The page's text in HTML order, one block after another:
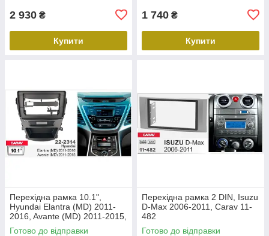
2 930 ₴
Купити
1 740 ₴
Купити
Перехідна рамка 10.1",
Hyundai Elantra (MD) 2011-
2016, Avante (MD) 2011-2015,
Carav 22-2314
Готово до відправки
Перехідна рамка 2 DIN, Isuzu
D-Max 2006-2011, Carav 11-
482
Готово до відправки